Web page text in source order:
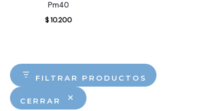
FILTRAR PRODUCTOS
CERRAR
Pm40
$10.200